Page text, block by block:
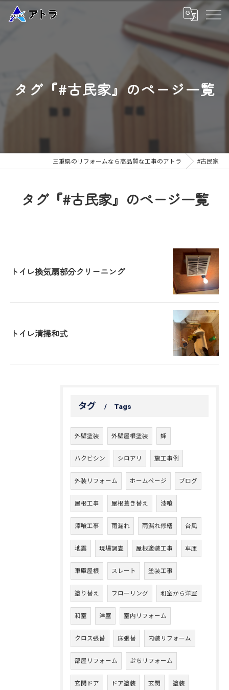
タグ『#古民家』のページ一覧
三重県のリフォームなら高品質な工事のアトラ #古民家
タグ『#古民家』のページ一覧
トイレ換気扇部分クリーニング
トイレ清掃和式
タグ Tags
外壁塗装 外壁屋根塗装 蜂
ハクビシン シロアリ 施工事例
外装リフォーム ホームページ ブログ
屋根工事 屋根葺き替え 漆喰
漆喰工事 雨漏れ 雨漏れ修繕 台風
地震 現場調査 屋根塗装工事 車庫
車庫屋根 スレート 塗装工事
塗り替え フローリング 和室から洋室
和室 洋室 室内リフォーム
クロス張替 床張替 内装リフォーム
部屋リフォーム ぷちリフォーム
玄関ドア ドア塗装 玄関 塗装